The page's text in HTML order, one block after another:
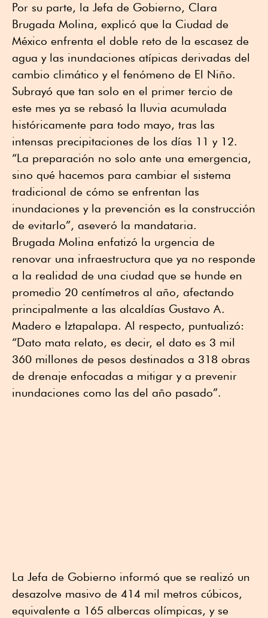
Por su parte, la Jefa de Gobierno, Clara
Brugada Molina, explicó que la Ciudad de
México enfrenta el doble reto de la escasez de
agua y las inundaciones atípicas derivadas del
cambio climático y el fenómeno de El Niño.
Subrayó que tan solo en el primer tercio de
este mes ya se rebasó la lluvia acumulada
históricamente para todo mayo, tras las
intensas precipitaciones de los días 11 y 12.
“La preparación no solo ante una emergencia,
sino qué hacemos para cambiar el sistema
tradicional de cómo se enfrentan las
inundaciones y la prevención es la construcción
de evitarlo”, aseveró la mandataria.
Brugada Molina enfatizó la urgencia de
renovar una infraestructura que ya no responde
a la realidad de una ciudad que se hunde en
promedio 20 centímetros al año, afectando
principalmente a las alcaldías Gustavo A.
Madero e Iztapalapa. Al respecto, puntualizó:
“Dato mata relato, es decir, el dato es 3 mil
360 millones de pesos destinados a 318 obras
de drenaje enfocadas a mitigar y a prevenir
inundaciones como las del año pasado”.
La Jefa de Gobierno informó que se realizó un
desazolve masivo de 414 mil metros cúbicos,
equivalente a 165 albercas olímpicas, y se